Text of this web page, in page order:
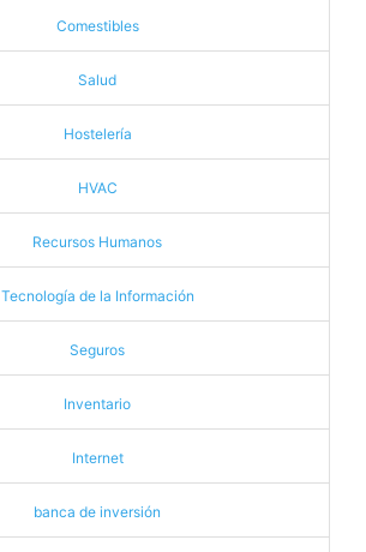
Comestibles
Salud
Hostelería
HVAC
Recursos Humanos
Tecnología de la Información
Seguros
Inventario
Internet
banca de inversión